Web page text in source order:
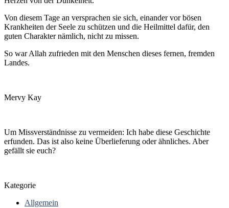
Von diesem Tage an versprachen sie sich, einander vor bösen
Krankheiten der Seele zu schützen und die Heilmittel dafür, den
guten Charakter nämlich, nicht zu missen.
So war Allah zufrieden mit den Menschen dieses fernen, fremden
Landes.
Mervy Kay
Um Missverständnisse zu vermeiden: Ich habe diese Geschichte
erfunden. Das ist also keine Überlieferung oder ähnliches. Aber
gefällt sie euch?
Kategorie
Allgemein